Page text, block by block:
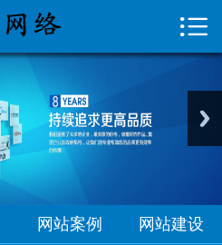
网站案例
网站优化

网站案例 网站建设